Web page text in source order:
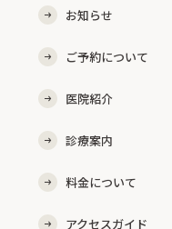
お知らせ
ご予約について
医院紹介
診療案内
料金について
アクセスガイド